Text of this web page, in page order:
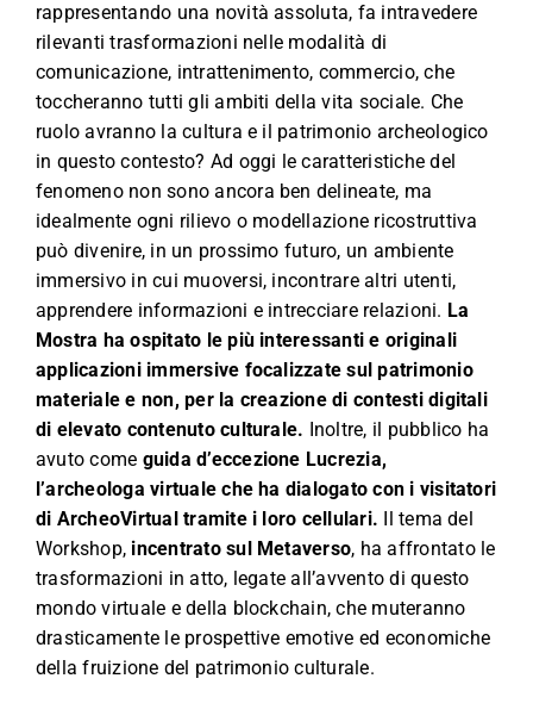
rappresentando una novità assoluta, fa intravedere
rilevanti trasformazioni nelle modalità di
comunicazione, intrattenimento, commercio, che
toccheranno tutti gli ambiti della vita sociale. Che
ruolo avranno la cultura e il patrimonio archeologico
in questo contesto? Ad oggi le caratteristiche del
fenomeno non sono ancora ben delineate, ma
idealmente ogni rilievo o modellazione ricostruttiva
può divenire, in un prossimo futuro, un ambiente
immersivo in cui muoversi, incontrare altri utenti,
apprendere informazioni e intrecciare relazioni. La
Mostra ha ospitato le più interessanti e originali
applicazioni immersive focalizzate sul patrimonio
materiale e non, per la creazione di contesti digitali
di elevato contenuto culturale. Inoltre, il pubblico ha
avuto come guida d’eccezione Lucrezia,
l’archeologa virtuale che ha dialogato con i visitatori
di ArcheoVirtual tramite i loro cellulari. Il tema del
Workshop, incentrato sul Metaverso, ha affrontato le
trasformazioni in atto, legate all’avvento di questo
mondo virtuale e della blockchain, che muteranno
drasticamente le prospettive emotive ed economiche
della fruizione del patrimonio culturale.